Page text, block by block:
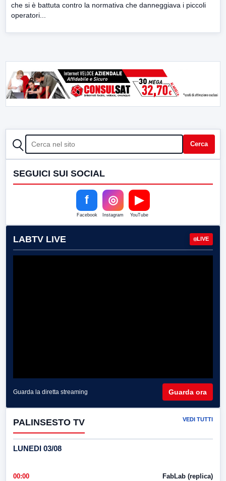
che si è battuta contro la normativa che danneggiava i piccoli
operatori...
CERCA Cerca
SEGUICI SUI SOCIAL
f
Facebook
◎
Instagram
▶
YouTube
LABTV LIVE LIVE
Guarda la diretta streaming Guarda ora
PALINSESTO TV VEDI TUTTI
LUNEDI 03/08
00:00 FabLab (replica)